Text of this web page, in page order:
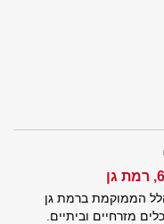
הממוקמת ברמת גן
מזרחיים וביתיים.